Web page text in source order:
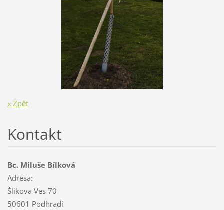
« Zpět
Kontakt
Bc. Miluše Bílková
Adresa:
Šlikova Ves 70
50601 Podhradí